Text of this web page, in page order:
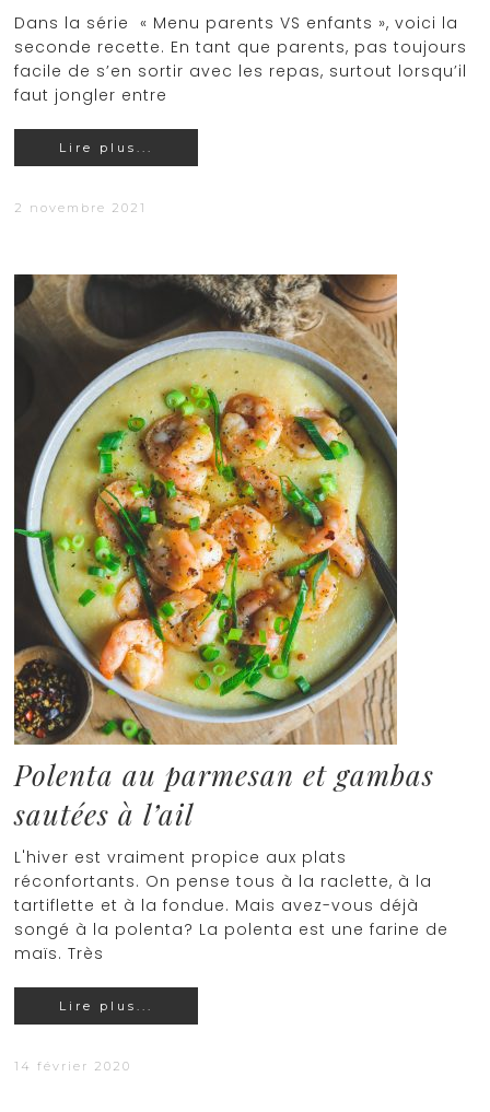
Dans la série « Menu parents VS enfants », voici la
seconde recette. En tant que parents, pas toujours
facile de s’en sortir avec les repas, surtout lorsqu’il
faut jongler entre
Lire plus...
2 novembre 2021
Polenta au parmesan et gambas
sautées à l’ail
L'hiver est vraiment propice aux plats
réconfortants. On pense tous à la raclette, à la
tartiflette et à la fondue. Mais avez-vous déjà
songé à la polenta? La polenta est une farine de
maïs. Très
Lire plus...
14 février 2020